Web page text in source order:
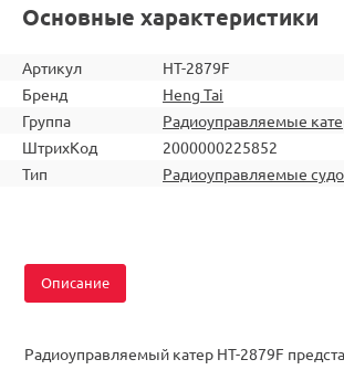
Основные характеристики
Артикул
HT-2879F
Бренд
Heng Tai
Группа
Радиоуправляемые
ШтрихКод
2000000225852
Тип
Радиоуправляемые
Описание
Радиоуправляемый катер HT-2879F